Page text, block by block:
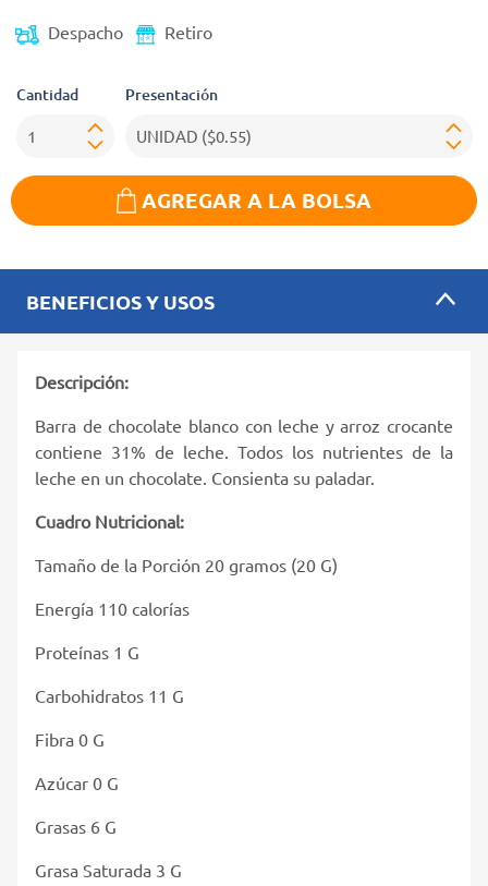
Despacho Retiro
Cantidad Presentación
AGREGAR A LA BOLSA
BENEFICIOS Y USOS
Descripción:
Barra de chocolate blanco con leche y arroz crocante
contiene 31% de leche. Todos los nutrientes de la
leche en un chocolate. Consienta su paladar.
Cuadro Nutricional:
Tamaño de la Porción 20 gramos (20 G)
Energía 110 calorías
Proteínas 1 G
Carbohidratos 11 G
Fibra 0 G
Azúcar 0 G
Grasas 6 G
Grasa Saturada 3 G